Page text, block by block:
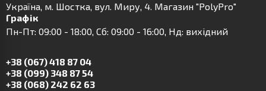
Українa, м. Шостка, вул. Миру, 4. Магазин "PolyPro"
Графік
Пн-Пт: 09:00 - 18:00, Сб: 09:00 - 16:00, Нд: вихідний
+38 (067) 418 87 04
+38 (099) 348 87 54
+38 (068) 242 62 63